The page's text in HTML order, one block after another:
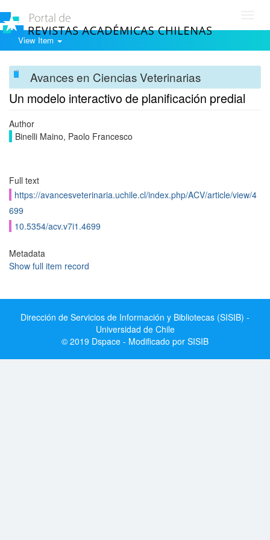
View Item
Avances en Ciencias Veterinarias
Un modelo interactivo de planificación predial
Author
Binelli Maino, Paolo Francesco
Full text
https://avancesveterinaria.uchile.cl/index.php/ACV/article/view/4
699
10.5354/acv.v7i1.4699
Metadata
Show full item record
Dirección de Servicios de Información y Bibliotecas (SISIB) -
Universidad de Chile
© 2019 Dspace - Modificado por SISIB